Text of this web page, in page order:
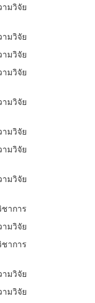
มวิจัย
มวิจัย
มวิจัย
มวิจัย
มวิจัย
มวิจัย
มวิจัย
มวิจัย
าการ
มวิจัย
าการ
มวิจัย
มวิจัย